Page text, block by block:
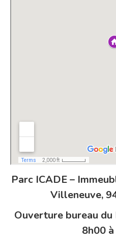
Parc ICADE –
Villeneuve,
Ouverture bureau du
8h00